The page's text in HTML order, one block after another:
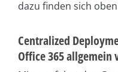
dazu finden sich
Centralized
Office 365 allgemein